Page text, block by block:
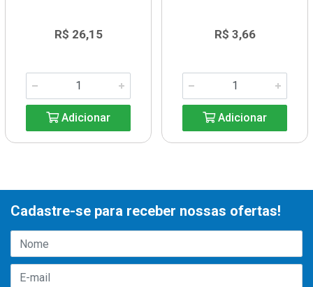
R$ 26,15
Adicionar
R$ 3,66
Adicionar
Cadastre-se para receber nossas ofertas!